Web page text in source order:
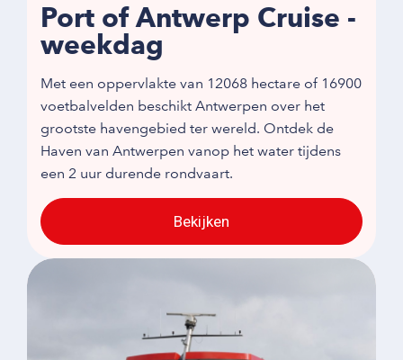
Port of Antwerp Cruise -
weekdag
Met een oppervlakte van 12068 hectare of 16900
voetbalvelden beschikt Antwerpen over het
grootste havengebied ter wereld. Ontdek de
Haven van Antwerpen vanop het water tijdens
een 2 uur durende rondvaart.
Bekijken